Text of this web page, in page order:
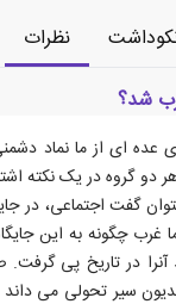
نظرات
شد؟
ای از ما نماد
دو گروه در یک نکته
گفت اجتماعی، در
چگونه به این
در تاریخ پی گرفت.